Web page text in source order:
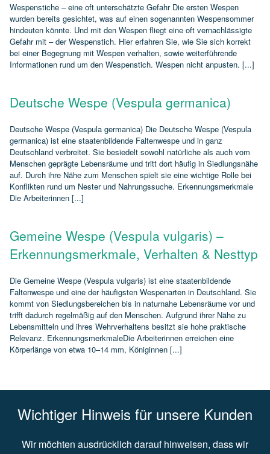
Wespenstiche – eine oft unterschätzte Gefahr Die ersten Wespen
wurden bereits gesichtet, was auf einen sogenannten Wespensommer
hindeuten könnte. Und mit den Wespen fliegt eine oft vernachlässigte
Gefahr mit – der Wespenstich. Hier erfahren Sie, wie Sie sich korrekt
bei einer Begegnung mit Wespen verhalten, sowie weiterführende
Informationen rund um den Wespenstich. Wespen nicht anpusten. [...]
Deutsche Wespe (Vespula germanica)
Deutsche Wespe (Vespula germanica) Die Deutsche Wespe (Vespula
germanica) ist eine staatenbildende Faltenwespe und in ganz
Deutschland verbreitet. Sie besiedelt sowohl natürliche als auch vom
Menschen geprägte Lebensräume und tritt dort häufig in Siedlungsnähe
auf. Durch ihre Nähe zum Menschen spielt sie eine wichtige Rolle bei
Konflikten rund um Nester und Nahrungssuche. Erkennungsmerkmale
Die Arbeiterinnen [...]
Gemeine Wespe (Vespula vulgaris) –
Erkennungsmerkmale, Verhalten & Nesttyp
Die Gemeine Wespe (Vespula vulgaris) ist eine staatenbildende
Faltenwespe und eine der häufigsten Wespenarten in Deutschland. Sie
kommt von Siedlungsbereichen bis in naturnahe Lebensräume vor und
trifft dadurch regelmäßig auf den Menschen. Aufgrund ihrer Nähe zu
Lebensmitteln und ihres Wehrverhaltens besitzt sie hohe praktische
Relevanz. ErkennungsmerkmaleDie Arbeiterinnen erreichen eine
Körperlänge von etwa 10–14 mm, Königinnen [...]
Wichtiger Hinweis für unsere Kunden
Wir möchten ausdrücklich darauf hinweisen, dass wir